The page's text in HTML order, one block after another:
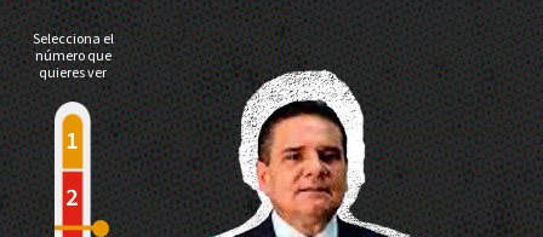
Selecciona el
número que
quieres ver